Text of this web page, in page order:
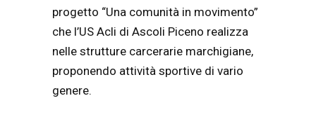
progetto “Una comunità in movimento”
che l’US Acli di Ascoli Piceno realizza
nelle strutture carcerarie marchigiane,
proponendo attività sportive di vario
genere.